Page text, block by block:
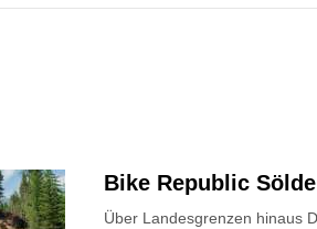
Bike Republic
Über Landesgrenzen hinaus